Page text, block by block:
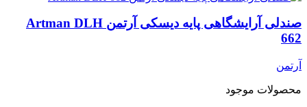
صندلی آرایشگاهی پایه دیسکی آرتمن Artman DLH
662
آرتمن
محصولات موجود